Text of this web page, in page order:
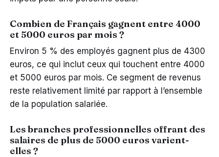
Combien de Français gagnent entre 4000
et 5000 euros par mois ?
Environ 5 % des employés gagnent plus de 4300
euros, ce qui inclut ceux qui touchent entre 4000
et 5000 euros par mois. Ce segment de revenus
reste relativement limité par rapport à l’ensemble
de la population salariée.
Les branches professionnelles offrant des
salaires de plus de 5000 euros varient-
elles ?